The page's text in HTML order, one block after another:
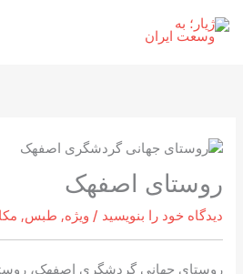
روستای اصفهک
دیدگاه‌ خود را بنویسید / ویژه, طبس,
روستای جهانی گردشگری اصفهک،